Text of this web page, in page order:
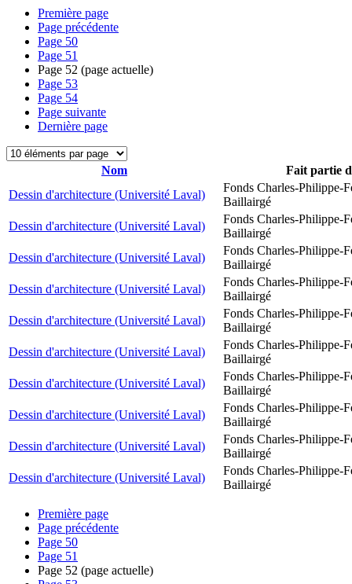
Première page
Page précédente
Page 50
Page 51
Page 52 (page actuelle)
Page 53
Page 54
Page suivante
Dernière page
Nom
Fait partie
Dessin d'architecture (Université Laval)
Fonds Charles-Philippe-
Baillairgé
Dessin d'architecture (Université Laval)
Fonds Charles-Philippe-
Baillairgé
Dessin d'architecture (Université Laval)
Fonds Charles-Philippe-
Baillairgé
Dessin d'architecture (Université Laval)
Fonds Charles-Philippe-
Baillairgé
Dessin d'architecture (Université Laval)
Fonds Charles-Philippe-
Baillairgé
Dessin d'architecture (Université Laval)
Fonds Charles-Philippe-
Baillairgé
Dessin d'architecture (Université Laval)
Fonds Charles-Philippe-
Baillairgé
Dessin d'architecture (Université Laval)
Fonds Charles-Philippe-
Baillairgé
Dessin d'architecture (Université Laval)
Fonds Charles-Philippe-
Baillairgé
Dessin d'architecture (Université Laval)
Fonds Charles-Philippe-
Baillairgé
Première page
Page précédente
Page 50
Page 51
Page 52 (page actuelle)